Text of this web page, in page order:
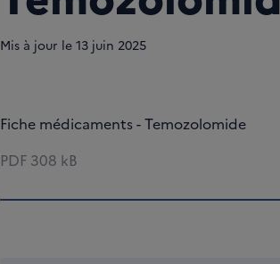
Mis à jour le 13juin 2025
Fiche médicaments - Temozolomide
PDF308 kB